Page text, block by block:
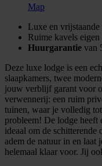
Map
Luxe en
Ruime kavels
Huurgarantie van
Deze luxe lodge is een
slaapkamers, twee
jouw verblijf garant voor
verwennerij: een ruim
tuinen, waar je volledig
probleem! De lodge heeft
ideaal om de schitterende
adem de natuur in en laat
helemaal klaar voor. Jij